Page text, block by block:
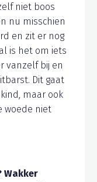
niet boos
nu misschien
en zit er nog
is het om iets
vanzelf bij en
Dit gaat
maar ook
woede niet
Wakker